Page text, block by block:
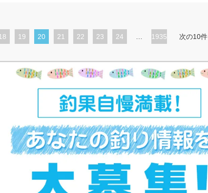
ペ
19
カ
ト
ジ
20
ペ
21
ペ
22
ペ
23
ペ
24 1935 次の10件